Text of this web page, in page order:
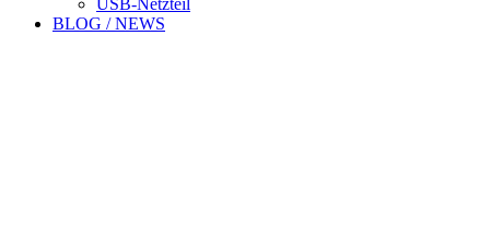
USB-Netzteil
BLOG / NEWS